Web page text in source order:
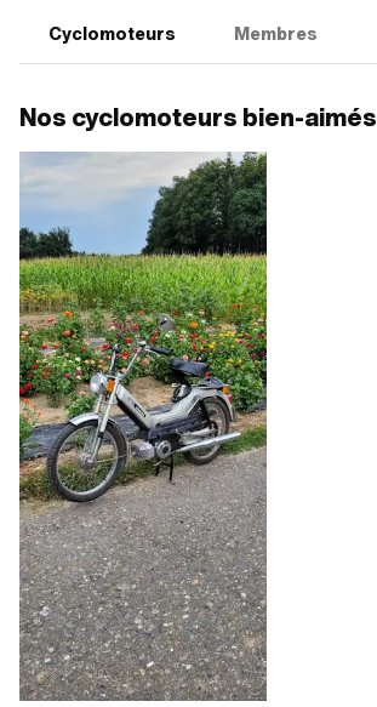
Cyclomoteurs Membres
Nos cyclomoteurs bien-aimés